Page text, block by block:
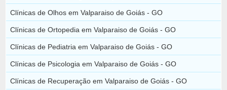
Clínicas de Olhos em Valparaiso de Goiás - GO
Clínicas de Ortopedia em Valparaiso de Goiás - GO
Clínicas de Pediatria em Valparaiso de Goiás - GO
Clínicas de Psicologia em Valparaiso de Goiás - GO
Clínicas de Recuperação em Valparaiso de Goiás - GO